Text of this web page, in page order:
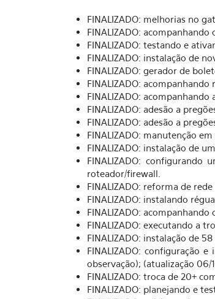
FINALIZADO: melhorias no
FINALIZADO:
FINALIZADO: testando e
FINALIZADO: instalação de
FINALIZADO: gerador de
FINALIZADO:
FINALIZADO:
FINALIZADO: adesão a
FINALIZADO: adesão a
FINALIZADO: manutenção
FINALIZADO: instalação de
FINALIZADO:
roteador/firewall.
FINALIZADO: reforma de
FINALIZADO: instalando
FINALIZADO:
FINALIZADO: executando a
FINALIZADO: instalação de
FINALIZADO: configuração
observação); (atualização
FINALIZADO: troca de 20+
FINALIZADO: planejando e